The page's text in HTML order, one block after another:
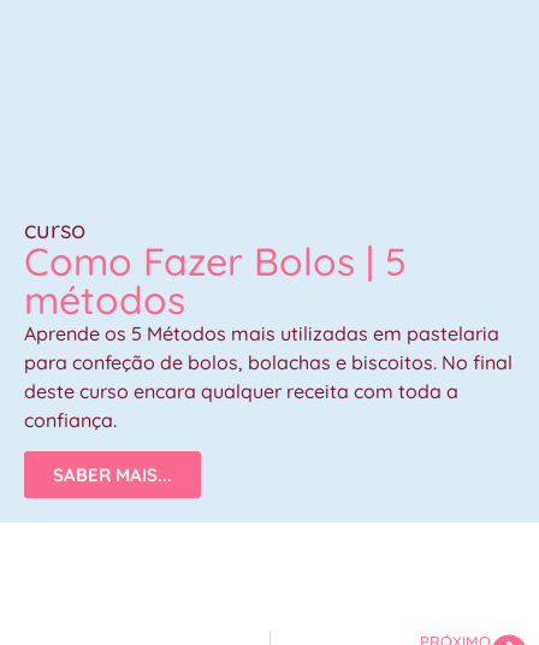
curso
Como Fazer Bolos | 5
métodos
Aprende os 5 Métodos mais utilizadas em pastelaria
para confeção de bolos, bolachas e biscoitos. No final
deste curso encara qualquer receita com toda a
confiança.
SABER MAIS...